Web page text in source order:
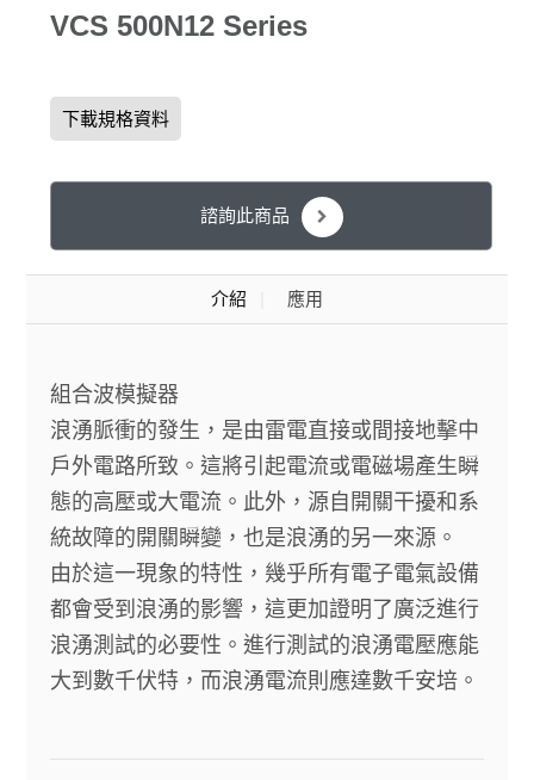
VCS 500N12 Series
下載規格資料
諮詢此商品
介紹 應用
組合波模擬器
浪湧脈衝的發生，是由雷電直接或間接地擊中
戶外電路所致。這將引起電流或電磁場產生瞬
態的高壓或大電流。此外，源自開關干擾和系
統故障的開關瞬變，也是浪湧的另一來源。
由於這一現象的特性，幾乎所有電子電氣設備
都會受到浪湧的影響，這更加證明了廣泛進行
浪湧測試的必要性。進行測試的浪湧電壓應能
大到數千伏特，而浪湧電流則應達數千安培。